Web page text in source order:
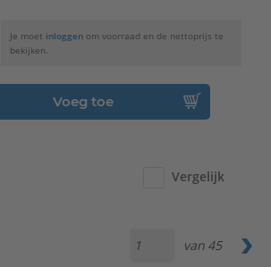
Je moet inloggen om voorraad en de nettoprijs te
bekijken.
Voeg toe
Vergelijk
van 45